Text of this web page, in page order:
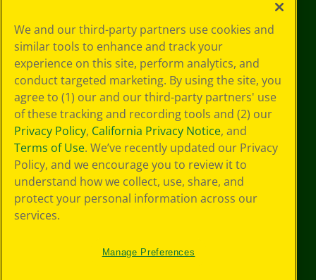
de privacidad
Política de
privacidad
Términos de SMS
GDPR
Aviso de
privacidad de CA
Cookie
Preferences
Condiciones de
uso
Accesibilidad web
Mapa del sitio
We and our third-party partners use cookies and
similar tools to enhance and track your
experience on this site, perform analytics, and
conduct targeted marketing. By using the site, you
agree to (1) our and our third-party partners' use
of these tracking and recording tools and (2) our
Privacy Policy, California Privacy Notice, and
Terms of Use. We’ve recently updated our Privacy
Policy, and we encourage you to review it to
understand how we collect, use, share, and
protect your personal information across our
services.
Manage Preferences